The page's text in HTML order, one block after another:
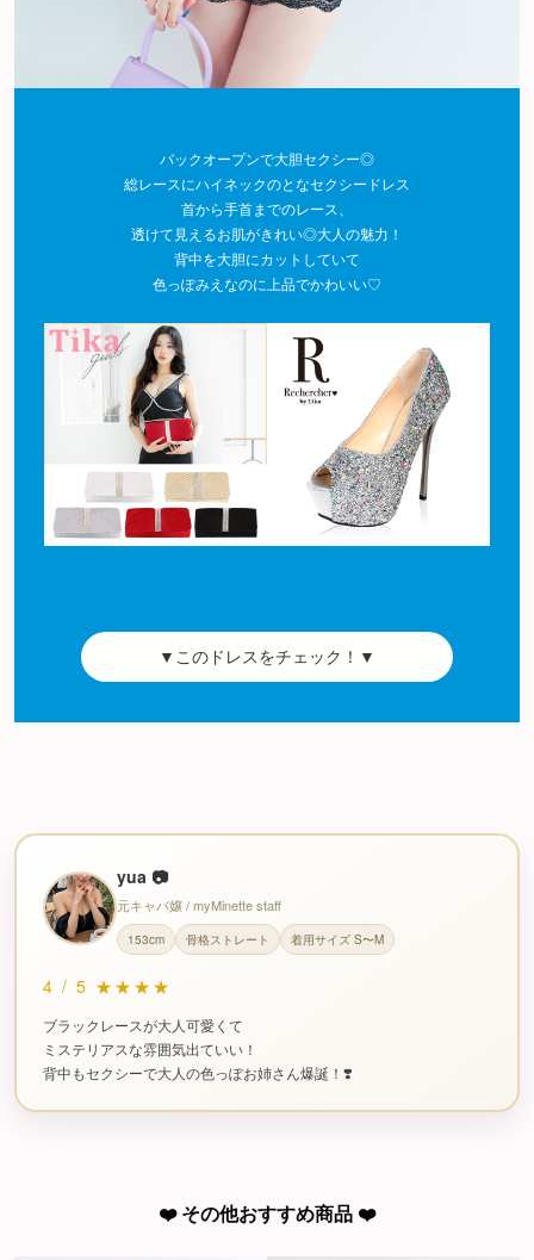
バックオープンで大胆セクシー◎
総レースにハイネックのとなセクシードレス
首から手首までのレース、
透けて見えるお肌がきれい◎大人の魅力！
背中を大胆にカットしていて
色っぽみえなのに上品でかわいい♡
▼このドレスをチェック！▼
yua 📷
元キャバ嬢 / myMinette staff
153cm 骨格ストレート 着用サイズ S〜M
4 / 5 ★★★★
ブラックレースが大人可愛くて
ミステリアスな雰囲気出ていい！
背中もセクシーで大人の色っぽお姉さん爆誕！❣️
❤️ その他おすすめ商品 ❤️